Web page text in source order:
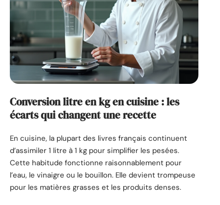
Conversion litre en kg en cuisine : les
écarts qui changent une recette
En cuisine, la plupart des livres français continuent
d’assimiler 1 litre à 1 kg pour simplifier les pesées.
Cette habitude fonctionne raisonnablement pour
l’eau, le vinaigre ou le bouillon. Elle devient trompeuse
pour les matières grasses et les produits denses.